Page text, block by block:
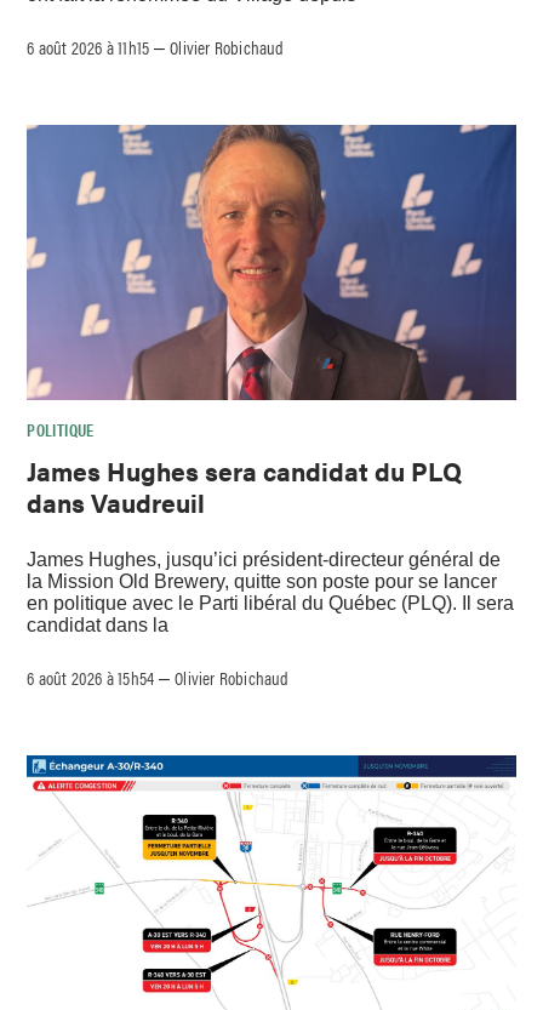
6 août 2026 à 11h15 –Olivier Robichaud
POLITIQUE
James Hughes sera candidat du PLQ
dans Vaudreuil
James Hughes, jusqu’ici président-directeur général de
la Mission Old Brewery, quitte son poste pour se lancer
en politique avec le Parti libéral du Québec (PLQ). Il sera
candidat dans la
6 août 2026 à 15h54 –Olivier Robichaud